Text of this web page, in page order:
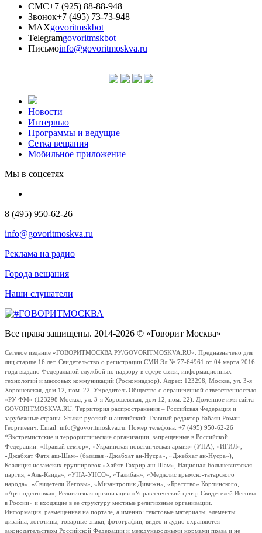
СМС+7 (925) 88-88-948
Звонок+7 (495) 73-73-948
MAXgovoritmskbot
Telegramgovoritmskbot
Письмоinfo@govoritmoskva.ru
Новости
Интервью
Программы и ведущие
Сетка вещания
Мобильное приложение
Мы в соцсетях
8 (495) 950-62-26
info@govoritmoskva.ru
Реклама на радио
Города вещания
Наши слушатели
Все права защищены. 2014-2026 © «Говорит Москва»
Сетевое издание «ГОВОРИТМОСКВА.РУ/GOVORITMOSKVA.RU». Предназначено для
лиц старше 16 лет. Свидетельство о регистрации СМИ Эл № 77-64961 от 04 марта 2016
года выдано Федеральной службой по надзору в сфере связи, информационных
технологий и массовых коммуникаций (Роскомнадзор). Адрес: 123298, Москва, ул. 3-я
Хорошевская, дом 12, пом. 22. Учредитель Общество с ограниченной ответственностью
«РУ ФМ» (123298 Москва, ул. 3-я Хорошевская, дом 12, пом. 22). Доменное имя сайта
GOVORITMOSKVA.RU. Территория распространения – Российская Федерация и
зарубежные страны. Языки: русский и английский. Главный редактор Бабаян Роман
Георгиевич. Email: info@govoritmoskva.ru. Номер телефона: +7 (495) 950-62-26
*Экстремистские и террористические организации, запрещенные в Российской
Федерации: «Правый сектор», «Украинская повстанческая армия» (УПА), «ИГИЛ»,
«Джабхат Фатх аш-Шам» (бывшая «Джабхат ан-Нусра», «Джебхат ан-Нусра»),
Коалиция исламских группировок «Хайят Тахрир аш-Шам», Национал-Большевистская
партия, «Аль-Каида», «УНА-УНСО», «Талибан», «Меджлис крымско-татарского
народа», «Свидетели Иеговы», «Мизантропик Дивижн», «Братство» Корчинского,
«Артподготовка», Религиозная организация «Управленческий центр Свидетелей Иеговы
в России» и входящие в ее структуру местные религиозные организации.
Информация, размещенная на портале, а именно: текстовые материалы, элементы
дизайна, логотипы, товарные знаки, фотографии, видео и аудио охраняются
законодательством Российской Федерации и международными нормами права и не